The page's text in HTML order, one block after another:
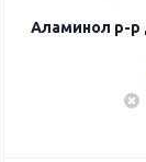
Аламинол р-р